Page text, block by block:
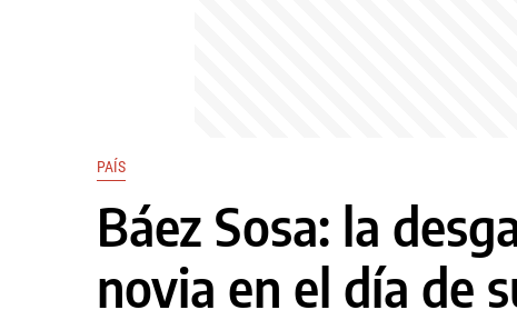
PAÍS
Báez Sosa: la
novia en el día de